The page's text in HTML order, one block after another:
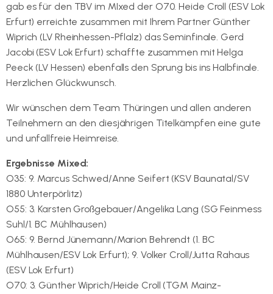
gab es für den TBV im MIxed der O70. Heide Croll (ESV Lok
Erfurt) erreichte zusammen mit Ihrem Partner Günther
Wiprich (LV Rheinhessen-Pflalz) das Seminfinale. Gerd
Jacobi (ESV Lok Erfurt) schaffte zusammen mit Helga
Peeck (LV Hessen) ebenfalls den Sprung bis ins Halbfinale.
Herzlichen Glückwunsch.
Wir wünschen dem Team Thüringen und allen anderen
Teilnehmern an den diesjährigen Titelkämpfen eine gute
und unfallfreie Heimreise.
Ergebnisse Mixed:
O35: 9. Marcus Schwed/Anne Seifert (KSV Baunatal/SV
1880 Unterpörlitz)
O55: 3. Karsten Großgebauer/Angelika Lang (SG Feinmess
Suhl/1. BC Mühlhausen)
O65: 9. Bernd Jünemann/Marion Behrendt (1. BC
Mühlhausen/ESV Lok Erfurt); 9. Volker Croll/Jutta Rahaus
(ESV Lok Erfurt)
O70: 3. Günther Wiprich/Heide Croll (TGM Mainz-